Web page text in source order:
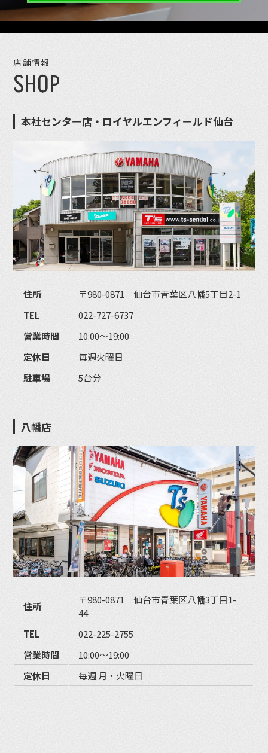
店舗情報
SHOP
本社センター店・ロイヤルエンフィールド仙台
住所
〒980-0871 仙台市青葉区八幡5丁目2-1
TEL
022-727-6737
営業時間
10:00〜19:00
定休日
毎週火曜日
駐車場
5台分
八幡店
住所
〒980-0871 仙台市青葉区八幡3丁目1-
44
TEL
022-225-2755
営業時間
10:00〜19:00
定休日
毎週 月・火曜日